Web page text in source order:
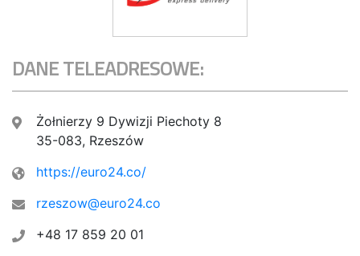
DANE TELEADRESOWE:
Żołnierzy 9 Dywizji Piechoty 8
35-083, Rzeszów
https://euro24.co/
rzeszow@euro24.co
+48 17 859 20 01